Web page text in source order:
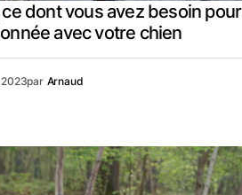
dont vous avez besoin
avec votre chien
2023par Arnaud